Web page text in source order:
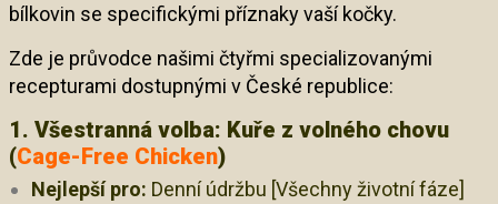
bílkovin se specifickými příznaky vaší kočky.
Zde je průvodce našimi čtyřmi specializovanými
recepturami dostupnými v České republice:
1. Všestranná volba: Kuře z volného chovu
(Cage-Free Chicken)
Nejlepší pro: Denní údržbu [Všechny životní fáze]